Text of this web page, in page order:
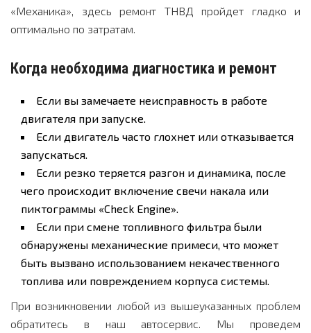
«Механика», здесь ремонт ТНВД пройдет гладко и
оптимально по затратам.
Когда необходима диагностика и ремонт
Если вы замечаете неисправность в работе
двигателя при запуске.
Если двигатель часто глохнет или отказывается
запускаться.
Если резко теряется разгон и динамика, после
чего происходит включение свечи накала или
пиктограммы «Check Engine».
Если при смене топливного фильтра были
обнаружены механические примеси, что может
быть вызвано использованием некачественного
топлива или повреждением корпуса системы.
При возникновении любой из вышеуказанных проблем
обратитесь в наш автосервис. Мы проведем